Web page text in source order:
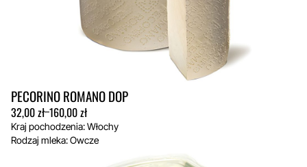
PECORINO ROMANO DOP
32,00zł–160,00zł
Zakres
cen:
od
Kraj pochodzenia: Włochy
Rodzaj mleka: Owcze